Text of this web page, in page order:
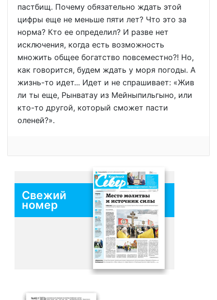
пастбищ. Почему обязательно ждать этой
цифры еще не меньше пяти лет? Что это за
норма? Кто ее определил? И разве нет
исключения, когда есть возможность
множить общее богатство повсеместно?! Но,
как говорится, будем ждать у моря погоды. А
жизнь-то идет... Идет и не спрашивает: «Жив
ли ты еще, Рынватау из Мейныпильгыно, или
кто-то другой, который сможет пасти
оленей?».
Свежий
номер